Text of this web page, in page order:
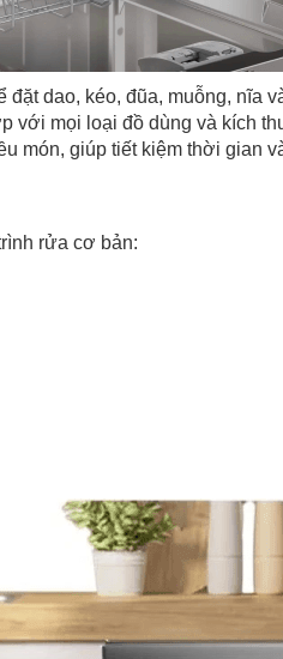
dao, kéo, đũa, muỗng, nĩa
với mọi loại đồ dùng và kích
món, giúp tiết kiệm thời gian
rửa cơ bản: